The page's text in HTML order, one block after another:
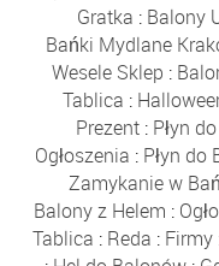
Gratka : Balony
Bańki Mydlane
Wesele Sklep :
Tablica :
Prezent : Płyn
Ogłoszenia : Płyn do
Zamykanie w
Balony z Helem :
Tablica : Reda : Firmy